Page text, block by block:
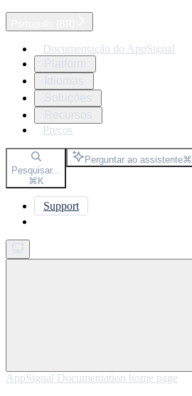
Documentação do AppSignal
Preços
Pesquisar...
⌘K
Perguntar ao assistente⌘
Support
AppSignal Documentation home page